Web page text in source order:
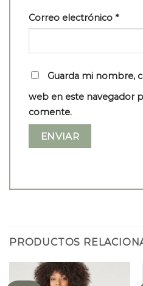
Correo electrónico *
Guarda mi nombre,
web en este navegador
comente.
PRODUCTOS